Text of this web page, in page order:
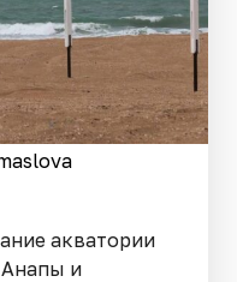
акватории
и